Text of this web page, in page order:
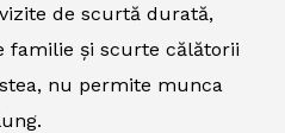
de scurtă durată,
familie și scurte călătorii
nu permite munca